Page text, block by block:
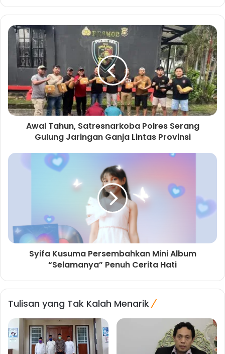
b
s
i
t
e
Awal Tahun, Satresnarkoba Polres Serang
Gulung Jaringan Ganja Lintas Provinsi
Syifa Kusuma Persembahkan Mini Album
“Selamanya” Penuh Cerita Hati
Tulisan yang Tak Kalah Menarik